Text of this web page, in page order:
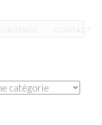
L’AGENCE CONTACT